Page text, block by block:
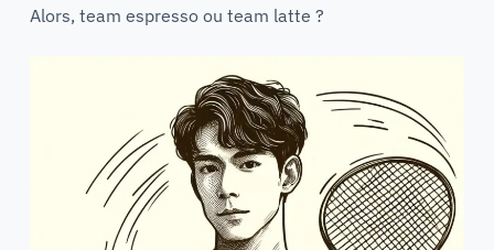
Alors, team espresso ou team latte ?